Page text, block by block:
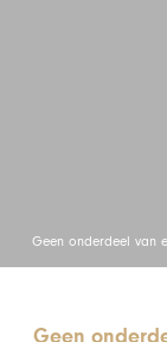
Geen onderdeel van
Geen